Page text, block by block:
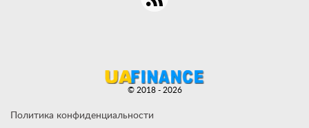
Политика конфиденциальности
© 2018 - 2026